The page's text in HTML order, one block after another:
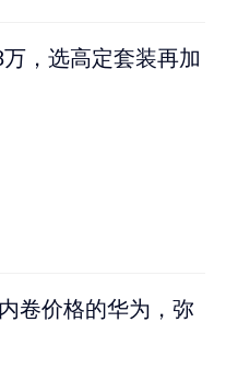
，选高定套装再加
卷价格的华为，弥